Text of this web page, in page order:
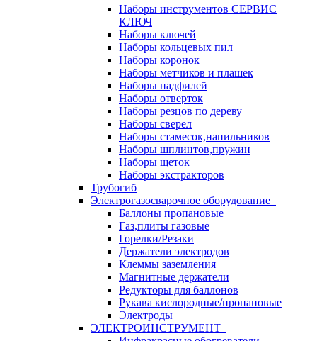
Наборы инструментов СЕРВИС
КЛЮЧ
Наборы ключей
Наборы кольцевых пил
Наборы коронок
Наборы метчиков и плашек
Наборы надфилей
Наборы отверток
Наборы резцов по дереву
Наборы сверел
Наборы стамесок,напильников
Наборы шплинтов,пружин
Наборы щеток
Наборы экстракторов
Трубогиб
Электрогазосварочное оборудование
Баллоны пропановые
Газ,плиты газовые
Горелки/Резаки
Держатели электродов
Клеммы заземления
Магнитные держатели
Редукторы для баллонов
Рукава кислородные/пропановые
Электроды
ЭЛЕКТРОИНСТРУМЕНТ